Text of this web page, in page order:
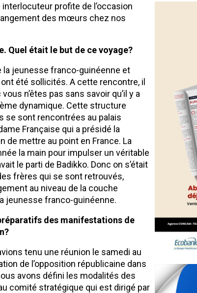
interlocuteur profite de l’occasion
des mœurs chez nos
Quel était le but de ce voyage?
la jeunesse franco-guinéenne et
été sollicités. A cette rencontre, il
n’êtes pas sans savoir qu’il y a
dynamique. Cette structure
se sont rencontrées au palais
Française qui a présidé la
de mettre au point en France. La
la main pour impulser un véritable
le parti de Badikko. Donc on s’était
frères qui se sont retrouvés,
au niveau de la couche
jeunesse franco-guinéenne.
des manifestations de
tenu une réunion le samedi au
de l’opposition républicaine dans
avons défini les modalités des
comité stratégique qui est dirigé par